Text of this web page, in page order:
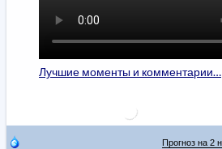
Лучшие моменты и комментарии…